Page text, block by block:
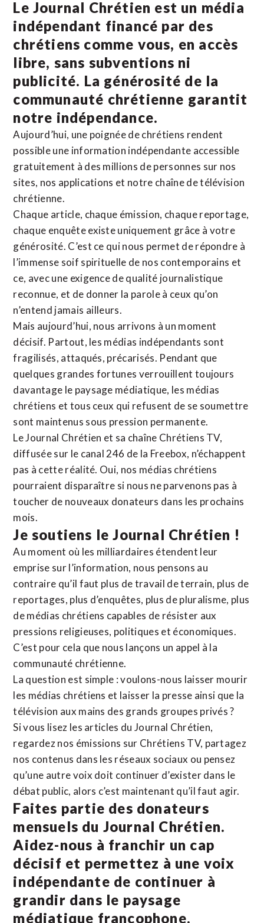
Le Journal Chrétien est un média
indépendant financé par des
chrétiens comme vous, en accès
libre, sans subventions ni
publicité. La générosité de la
communauté chrétienne garantit
notre indépendance.
Aujourd’hui, une poignée de chrétiens rendent
possible une information indépendante accessible
gratuitement à des millions de personnes sur nos
sites, nos applications et notre chaîne de télévision
chrétienne.
Chaque article, chaque émission, chaque reportage,
chaque enquête existe uniquement grâce à votre
générosité. C’est ce qui nous permet de répondre à
l’immense soif spirituelle de nos contemporains et
ce, avec une exigence de qualité journalistique
reconnue, et de donner la parole à ceux qu’on
n’entend jamais ailleurs.
Mais aujourd’hui, nous arrivons à un moment
décisif. Partout, les médias indépendants sont
fragilisés, attaqués, précarisés. Pendant que
quelques grandes fortunes verrouillent toujours
davantage le paysage médiatique, les médias
chrétiens et tous ceux qui refusent de se soumettre
sont maintenus sous pression permanente.
Le Journal Chrétien et sa chaîne Chrétiens TV,
diffusée sur le canal 246 de la Freebox, n’échappent
pas à cette réalité. Oui, nos médias chrétiens
pourraient disparaître si nous ne parvenons pas à
toucher de nouveaux donateurs dans les prochains
mois.
Je soutiens le Journal Chrétien !
Au moment où les milliardaires étendent leur
emprise sur l’information, nous pensons au
contraire qu’il faut plus de travail de terrain, plus de
reportages, plus d’enquêtes, plus de pluralisme, plus
de médias chrétiens capables de résister aux
pressions religieuses, politiques et économiques.
C’est pour cela que nous lançons un appel à la
communauté chrétienne.
La question est simple : voulons-nous laisser mourir
les médias chrétiens et laisser la presse ainsi que la
télévision aux mains des grands groupes privés ?
Si vous lisez les articles du Journal Chrétien,
regardez nos émissions sur Chrétiens TV, partagez
nos contenus dans les réseaux sociaux ou pensez
qu’une autre voix doit continuer d’exister dans le
débat public, alors c’est maintenant qu’il faut agir.
Faites partie des donateurs
mensuels du Journal Chrétien.
Aidez-nous à franchir un cap
décisif et permettez à une voix
indépendante de continuer à
grandir dans le paysage
médiatique francophone.